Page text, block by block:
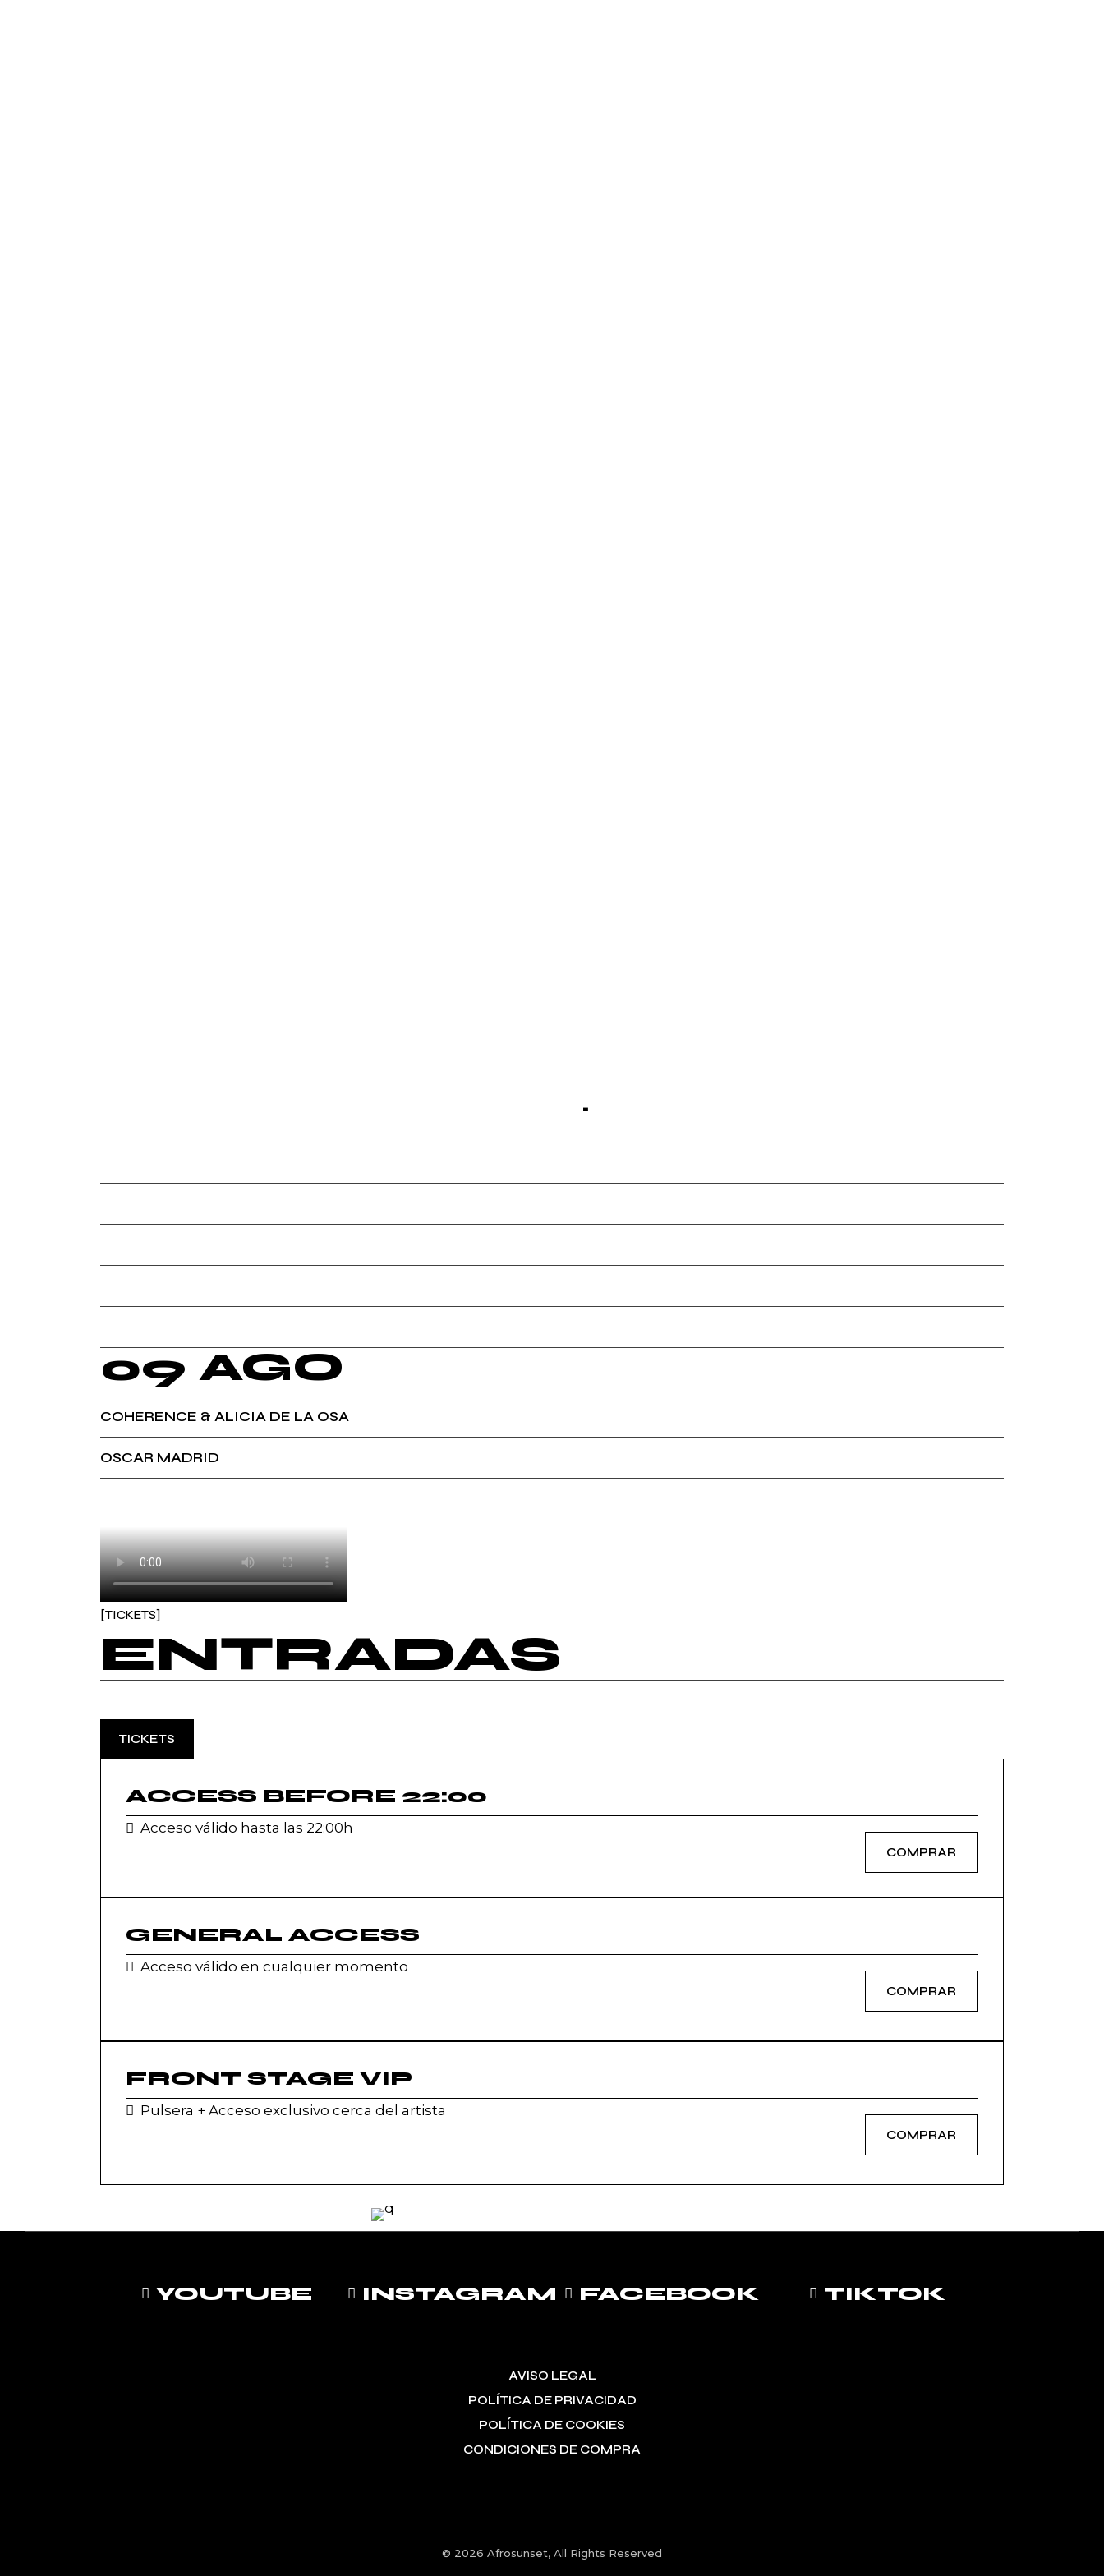
09 AGO
COHERENCE & ALICIA DE LA OSA
OSCAR MADRID
TICKETS
ENTRADAS
TICKETS
ACCESS BEFORE 22:00
Acceso válido hasta las 22:00h
COMPRAR
GENERAL ACCESS
Acceso válido en cualquier momento
COMPRAR
FRONT STAGE VIP
Pulsera + Acceso exclusivo cerca del artista
COMPRAR
YOUTUBE INSTAGRAM FACEBOOK TIKTOK
AVISO LEGAL
POLÍTICA DE PRIVACIDAD
POLÍTICA DE COOKIES
CONDICIONES DE COMPRA
© 2026 Afrosunset, All Rights Reserved